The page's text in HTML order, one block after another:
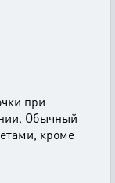
при
Обычный
кроме